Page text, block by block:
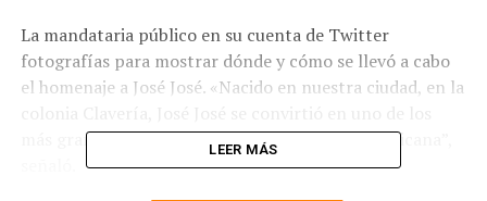
La mandataria público en su cuenta de Twitter
fotografías para mostrar dónde y cómo se llevó a cabo
el homenaje a José José. «Nacido en nuestra ciudad, en la
más grandes símbolos de la música popular mexicana”,
LEER MÁS